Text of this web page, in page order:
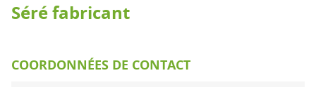
Séré fabricant
COORDONNÉES DE CONTACT